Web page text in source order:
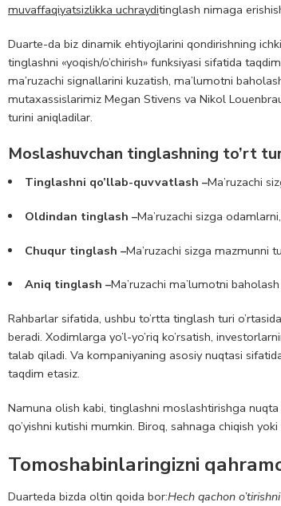
muvaffaqiyatsizlikka uchrayditinglash nimaga
Duarte-da biz dinamik ehtiyojlarini qondirishning
tinglashni «yoqish/o’chirish» funksiyasi sifatida
ma’ruzachi signallarini kuzatish, ma’lumotni
mutaxassislarimiz Megan Stivens va Nikol
turini aniqladilar.
Moslashuvchan tinglashning to’rt
Tinglashni qo’llab-quvvatlash –Ma’ruzachi
Oldindan tinglash –Ma’ruzachi sizga
Chuqur tinglash –Ma’ruzachi sizga mazmunni
Aniq tinglash –Ma’ruzachi ma’lumotni
Rahbarlar sifatida, ushbu to’rtta tinglash turi
beradi. Xodimlarga yo’l-yo’riq ko’rsatish,
talab qiladi. Va kompaniyaning asosiy nuqtasi
taqdim etasiz.
Namuna olish kabi, tinglashni moslashtirishga nuqta
qo’yishni kutishi mumkin. Biroq, sahnaga chiqish
Tomoshabinlaringizni
Duarteda bizda oltin qoida bor:Hech qachon